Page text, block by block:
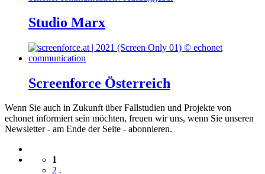
Studio Marx
Screenforce Österreich
Wenn Sie auch in Zukunft über Fallstudien und Projekte von
echonet informiert sein möchten, freuen wir uns, wenn Sie unseren
Newsletter - am Ende der Seite - abonnieren.
1
2 .